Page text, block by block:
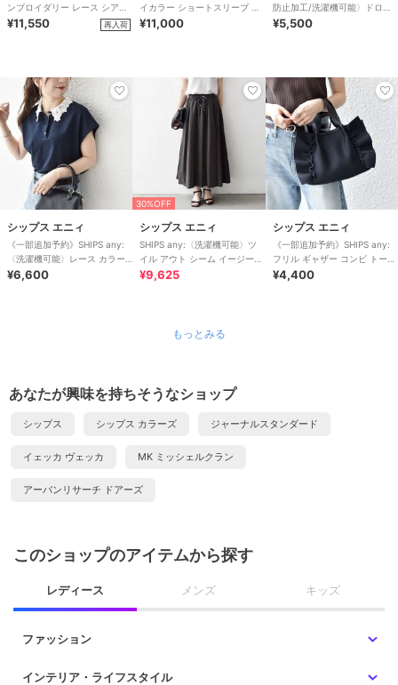
ンブロイダリー レース シアー
フレンチスリーブ シャツ
¥11,550 再入荷
イカラー ショートスリーブ プ
ルオーバー
¥11,000
防止加工/洗濯機可能〉ドロス
ト フレンチスリーブ TEE
¥5,500
シップス エニィ
《一部追加予約》SHIPS any:
〈洗濯機可能〉レース カラー
フレンチスリーブ ポロ プルオ
¥6,600
30%OFF
シップス エニィ
SHIPS any:〈洗濯機可能〉ツ
イル アウト シーム イージー
ギャザー スカート
¥9,625
シップス エニィ
《一部追加予約》SHIPS any:
フリル ギャザー コンビ トート
バッグ
¥4,400
もっとみる
あなたが興味を持ちそうなショップ
シップス シップス カラーズ ジャーナルスタンダード
イェッカ ヴェッカ MK ミッシェルクラン
アーバンリサーチ ドアーズ
このショップのアイテムから探す
レディース メンズ キッズ
ファッション
インテリア・ライフスタイル